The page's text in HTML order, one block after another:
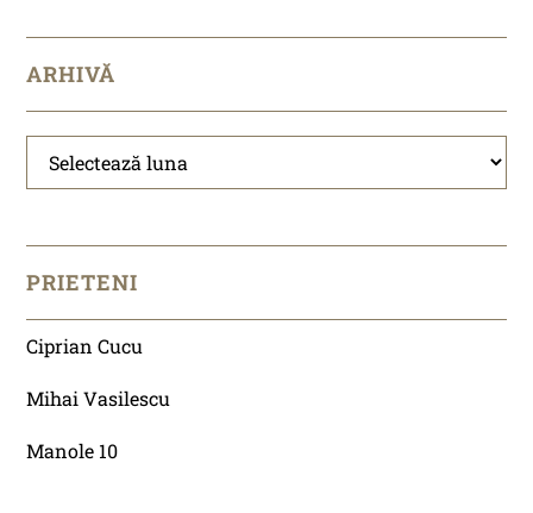
ARHIVĂ
Arhivă
PRIETENI
Ciprian Cucu
Mihai Vasilescu
Manole 10